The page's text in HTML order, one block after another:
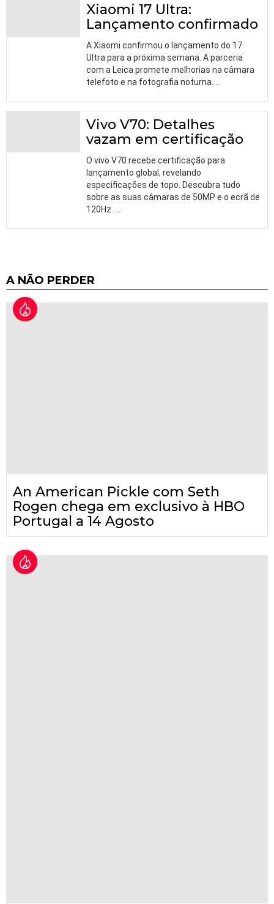
Xiaomi 17 Ultra:
Lançamento confirmado
A Xiaomi confirmou o lançamento do 17
Ultra para a próxima semana. A parceria
com a Leica promete melhorias na câmara
telefoto e na fotografia noturna.
Vivo V70: Detalhes
vazam em certificação
O vivo V70 recebe certificação para
lançamento global, revelando
especificações de topo. Descubra tudo
sobre as suas câmaras de 50MP e o ecrã de
120Hz.
A NÃO PERDER
An American Pickle com Seth
Rogen chega em exclusivo à HBO
Portugal a 14 Agosto